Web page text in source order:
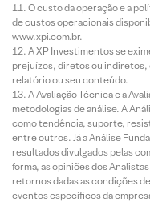
O custo da operação e a
de custos operacionais
www.xpi.com.br.
A XP Investimentos se
prejuízos, diretos ou indiretos,
relatório ou seu conteúdo.
A Avaliação Técnica e a
metodologias de análise. A
como tendência, suporte,
entre outros. Já a Análise
resultados divulgados pelas
forma, as opiniões dos
retornos dadas as condições
eventos específicos da